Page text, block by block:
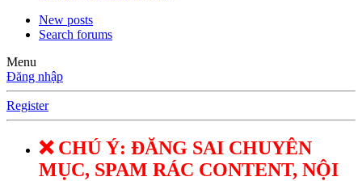
New posts
Search forums
Menu
Đăng nhập
Register
❌ CHÚ Ý: ĐĂNG SAI CHUYÊN
MỤC, SPAM RÁC CONTENT, NỘI